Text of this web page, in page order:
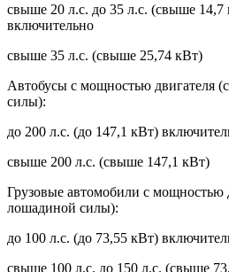
свыше 20 л.с. до 35 л.с. (свыше 14,7
включительно
свыше 35 л.с. (свыше 25,74 кВт)
Автобусы с мощностью двигателя
силы):
до 200 л.с. (до 147,1 кВт)
свыше 200 л.с. (свыше 147,1 кВт)
Грузовые автомобили с мощностью
лошадиной силы):
до 100 л.с. (до 73,55 кВт)
свыше 100 л.с. до 150 л.с. (свыше